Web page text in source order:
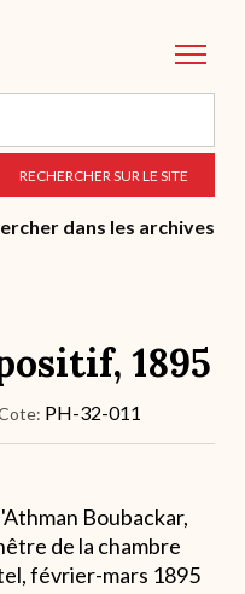
dans les archives
1895
PH-32-011
Boubackar,
de la chambre
février-mars 1895